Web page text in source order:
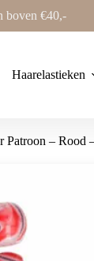
boven €40,-
Haarelastieken
Patroon – Rood